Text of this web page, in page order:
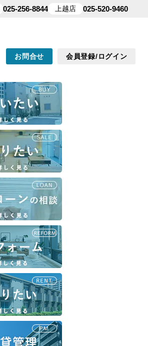
お問合せ 会員登録/ログイン
025-256-8844 上越店 025-520-9460